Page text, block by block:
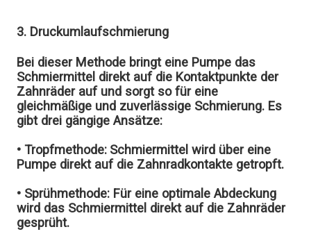
3. Druckumlaufschmierung
Bei dieser Methode bringt eine Pumpe das
Schmiermittel direkt auf die Kontaktpunkte der
Zahnräder auf und sorgt so für eine
gleichmäßige und zuverlässige Schmierung. Es
gibt drei gängige Ansätze:
• Tropfmethode: Schmiermittel wird über eine
Pumpe direkt auf die Zahnradkontakte getropft.
• Sprühmethode: Für eine optimale Abdeckung
wird das Schmiermittel direkt auf die Zahnräder
gesprüht.